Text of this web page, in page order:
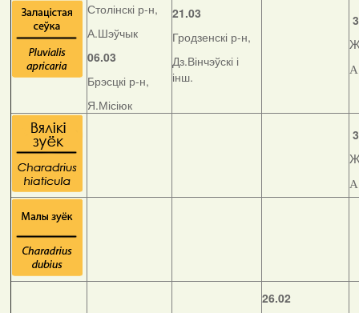
Столінскі р-н,
А.Шэўчык
06.03
Брэсцкі р-н,
Я.Місіюк
21.03
Гродзенскі р-н,
Дз.Вінчэўскі і
інш.
26.02